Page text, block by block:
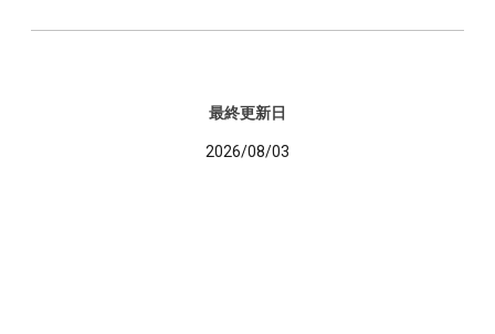
最終更新日
2026/08/03